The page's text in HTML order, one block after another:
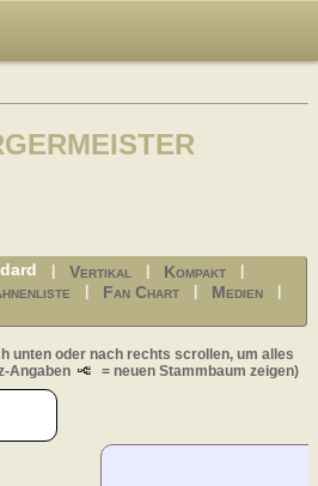
|Vertikal Kompakt
Fan Chart Medien
unten oder nach rechts scrollen, um alles
Angaben = neuen Stammbaum zeigen)